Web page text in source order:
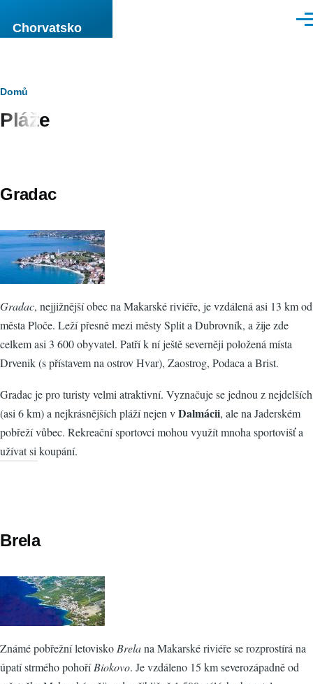
Chorvatsko
Drobečková
navigace
Domů
Pláže
Gradac
Gradac, nejjižnější obec na Makarské riviéře, je vzdálená asi 13 km od
města Ploče. Leží přesně mezi městy Split a Dubrovník, a žije zde
celkem asi 3 600 obyvatel. Patří k ní ještě severněji položená místa
Drvenik (s přístavem na ostrov Hvar), Zaostrog, Podaca a Brist.
Gradac je pro turisty velmi atraktivní. Vyznačuje se jednou z nejdelších
(asi 6 km) a nejkrásnějších pláží nejen vDalmácii, ale na Jaderském
pobřeží vůbec. Rekreační sportovci mohou využít mnoha sportovišť a
užívat si koupání.
Brela
Známé pobřežní letovisko Brelana Makarské riviéře se rozprostírá na
úpatí strmého pohoříBiokovo. Je vzdáleno 15 km severozápadně od